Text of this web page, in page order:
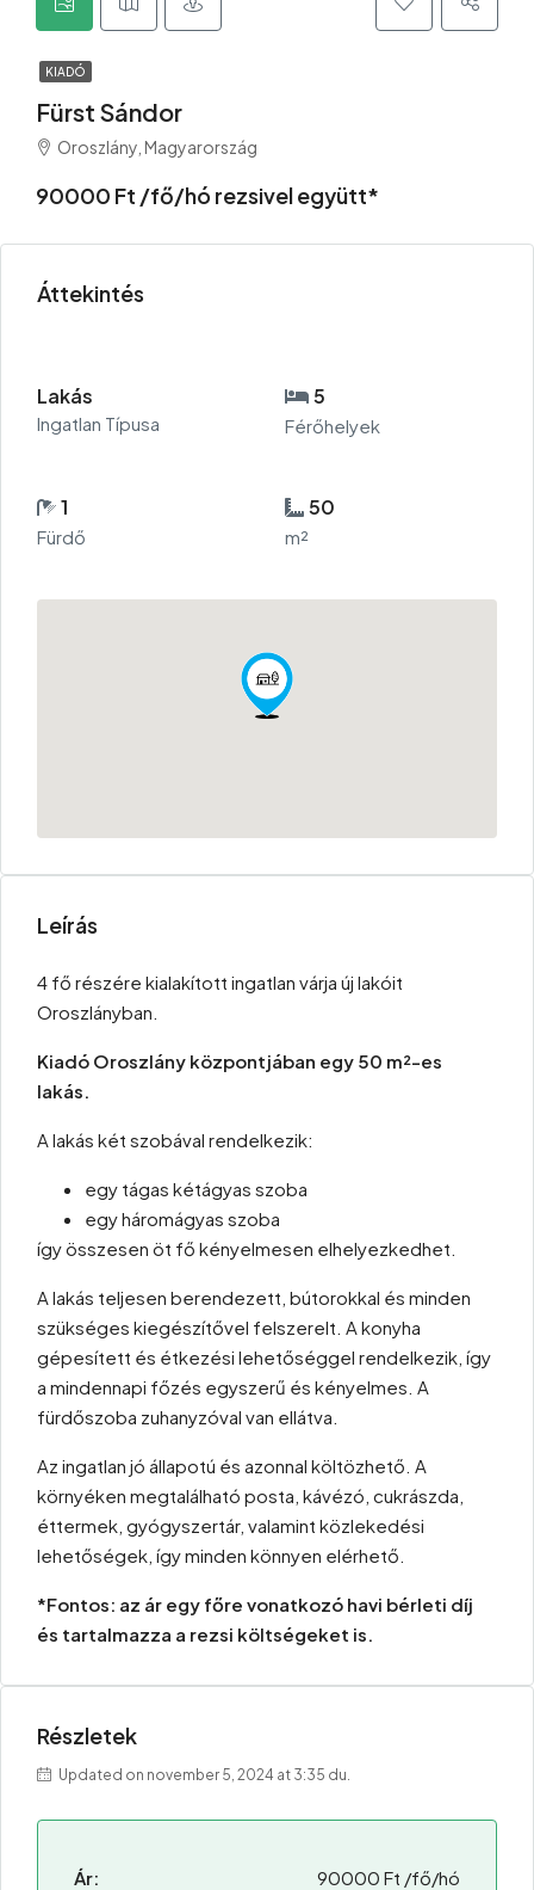
KIADÓ
Fürst Sándor
Oroszlány, Magyarország
90000 Ft /fő/hó rezsivel együtt*
Áttekintés
Lakás
Ingatlan Típusa
5
Férőhelyek
1
Fürdő
50
m²
Leírás
4 fő részére kialakított ingatlan várja új lakóit
Oroszlányban.
Kiadó Oroszlány központjában egy 50 m²-es
lakás.
A lakás két szobával rendelkezik:
egy tágas kétágyas szoba
egy háromágyas szoba
így összesen öt fő kényelmesen elhelyezkedhet.
A lakás teljesen berendezett, bútorokkal és minden
szükséges kiegészítővel felszerelt. A konyha
gépesített és étkezési lehetőséggel rendelkezik, így
a mindennapi főzés egyszerű és kényelmes. A
fürdőszoba zuhanyzóval van ellátva.
Az ingatlan jó állapotú és azonnal költözhető. A
környéken megtalálható posta, kávézó, cukrászda,
éttermek, gyógyszertár, valamint közlekedési
lehetőségek, így minden könnyen elérhető.
*Fontos: az ár egy főre vonatkozó havi bérleti díj
és tartalmazza a rezsi költségeket is.
Részletek
Updated on november 5, 2024 at 3:35 du.
Ár:
90000 Ft /fő/hó